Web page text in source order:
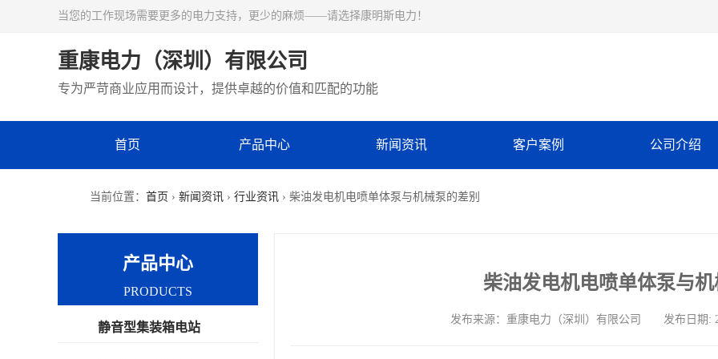
当您的工作现场需要更多的电力支持，更少的麻烦——请选择康明斯电力！
重康电力（深圳）有限公司
专为严苛商业应用而设计，提供卓越的价值和匹配的功能
首页 产品中心 新闻资讯 客户案例 公司介绍
当前位置： 首页 › 新闻资讯 › 行业资讯 › 柴油发电机电喷单体泵与机械泵的差别
柴油发电机电喷单体泵与
发布来源：重康电力（深圳）有限公司 发布日期
产品中心
PRODUCTS
静音型集装箱电站